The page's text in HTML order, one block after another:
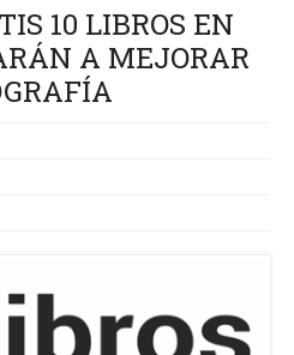
10 LIBROS EN
A MEJORAR